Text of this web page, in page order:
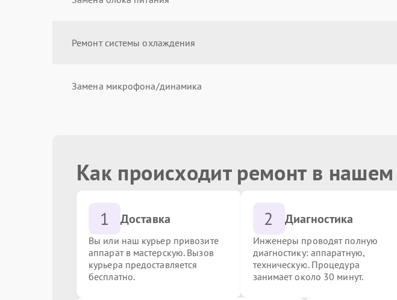
Ремонт системы охлаждения
Замена микрофона/динамика
Калибровка сенсорного экрана
Замена камеры
Обновление прошивки
Как происходит ремонт в
1 Доставка
Вы или наш курьер привозите
аппарат в мастерскую. Вызов
курьера предоставляется
бесплатно.
2 Диагностика
Инженеры проводят полную
диагностику: аппаратную,
техническую. Процедура
занимает около 30 минут.